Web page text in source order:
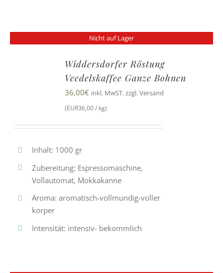
Nicht auf Lager
Widdersdorfer Röstung
Veedelskaffee Ganze Bohnen
36,00€ inkl. MwST. zzgl. Versand
(EUR36,00 / kg)
Inhalt: 1000 gr
Zubereitung: Espressomaschine,
Vollautomat, Mokkakanne
Aroma: aromatisch-vollmundig-voller
korper
Intensität: intensiv- bekommlich